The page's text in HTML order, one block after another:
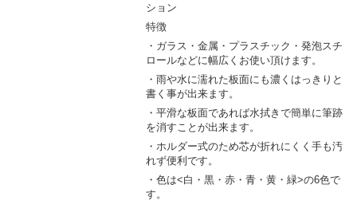
ション
特徴
・ガラス・金属・プラスチック・発泡スチ
ロールなどに幅広くお使い頂けます。
・雨や水に濡れた板面にも濃くはっきりと
書く事が出来ます。
・平滑な板面であれば水拭きで簡単に筆跡
を消すことが出来ます。
・ホルダー式のため芯が折れにくく手も汚
れず便利です。
・色は<白・黒・赤・青・黄・緑>の6色で
す。